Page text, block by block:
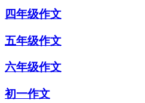
四年级作文
五年级作文
六年级作文
初一作文